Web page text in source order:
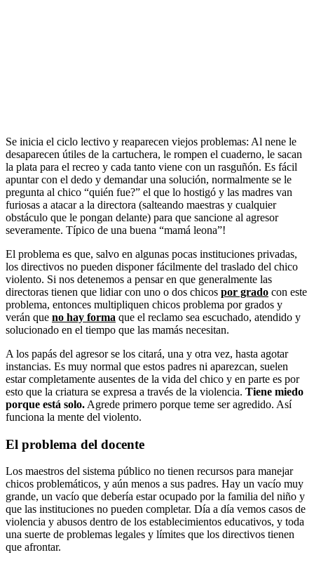
Se inicia el ciclo lectivo y reaparecen viejos problemas: Al nene le
desaparecen útiles de la cartuchera, le rompen el cuaderno, le sacan
la plata para el recreo y cada tanto viene con un rasguñón. Es fácil
apuntar con el dedo y demandar una solución, normalmente se le
pregunta al chico “quién fue?” el que lo hostigó y las madres van
furiosas a atacar a la directora (salteando maestras y cualquier
obstáculo que le pongan delante) para que sancione al agresor
severamente. Típico de una buena “mamá leona”!
El problema es que, salvo en algunas pocas instituciones privadas,
los directivos no pueden disponer fácilmente del traslado del chico
violento. Si nos detenemos a pensar en que generalmente las
directoras tienen que lidiar con uno o dos chicos por grado con este
problema, entonces multipliquen chicos problema por grados y
verán que no hay forma que el reclamo sea escuchado, atendido y
solucionado en el tiempo que las mamás necesitan.
A los papás del agresor se los citará, una y otra vez, hasta agotar
instancias. Es muy normal que estos padres ni aparezcan, suelen
estar completamente ausentes de la vida del chico y en parte es por
esto que la criatura se expresa a través de la violencia. Tiene miedo
porque está solo. Agrede primero porque teme ser agredido. Así
funciona la mente del violento.
El problema del docente
Los maestros del sistema público no tienen recursos para manejar
chicos problemáticos, y aún menos a sus padres. Hay un vacío muy
grande, un vacío que debería estar ocupado por la familia del niño y
que las instituciones no pueden completar. Día a día vemos casos de
violencia y abusos dentro de los establecimientos educativos, y toda
una suerte de problemas legales y límites que los directivos tienen
que afrontar.